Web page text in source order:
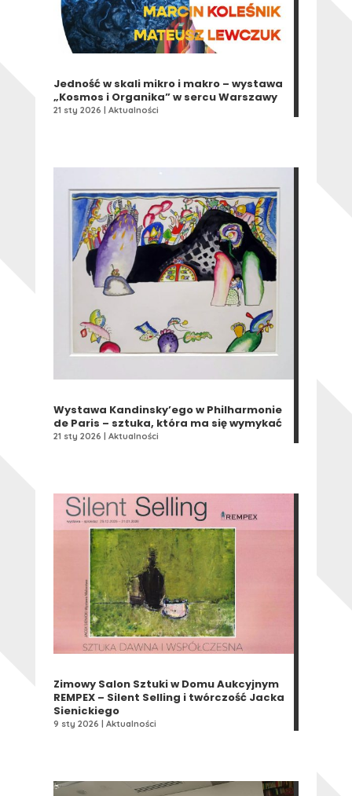
Jedność w skali mikro i makro – wystawa
„Kosmos i Organika” w sercu Warszawy
21 sty 2026 Aktualności
Wystawa Kandinsky’ego w Philharmonie
de Paris – sztuka, która ma się wymykać
21 sty 2026 Aktualności
Zimowy Salon Sztuki w Domu Aukcyjnym
REMPEX – Silent Selling i twórczość Jacka
Sienickiego
9 sty 2026 Aktualności